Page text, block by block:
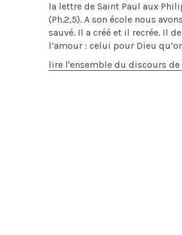
la lettre de Saint Paul aux
(Ph.2,5). A son école nous
sauvé. Il a créé et il recrée. Il
l’amour : celui pour Dieu
lire l'ensemble du discours